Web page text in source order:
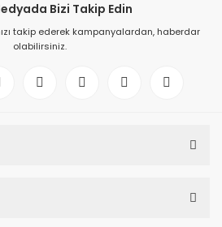
Bizi Takip Edin
takip ederek kampanyalardan, haberdar
olabilirsiniz.